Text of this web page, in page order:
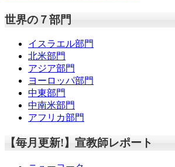
世界の７部門
イスラエル部門
北米部門
アジア部門
ヨーロッパ部門
中東部門
中南米部門
アフリカ部門
【毎月更新!】宣教師レポート